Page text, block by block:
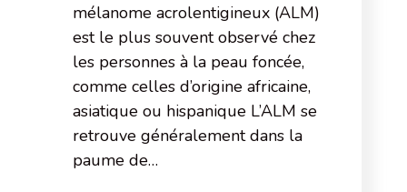
mélanome acrolentigineux (ALM)
est le plus souvent observé chez
les personnes à la peau foncée,
comme celles d’origine africaine,
asiatique ou hispanique L’ALM se
retrouve généralement dans la
paume de…